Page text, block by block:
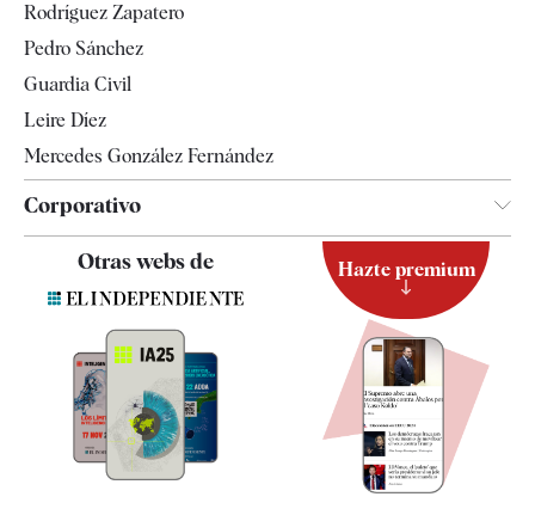
Televisión
Rodríguez Zapatero
Pedro Sánchez
Guardia Civil
Leire Díez
Mercedes González Fernández
Corporativo
Contacto
Quiénes somos
Especificaciones
Otras webs de Hazte premium